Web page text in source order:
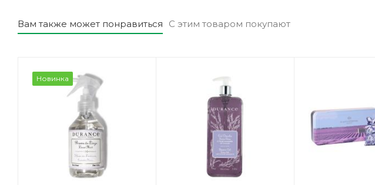
Вам также может понравиться С этим товаром покупают
Новинка